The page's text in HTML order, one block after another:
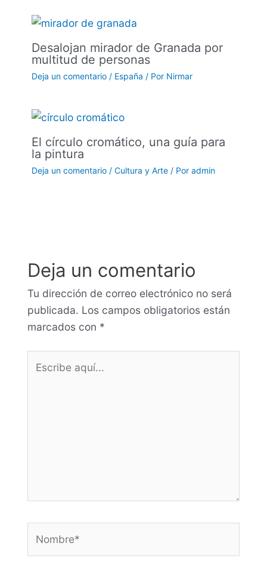
Desalojan mirador de Granada por
multitud de personas
Deja un comentario / España / Por Nirmar
El círculo cromático, una guía para
la pintura
Deja un comentario / Cultura y Arte/ Por admin
Deja un comentario
Tu dirección de correo electrónico no será
publicada. Los campos obligatorios están
marcados con *
aquí...